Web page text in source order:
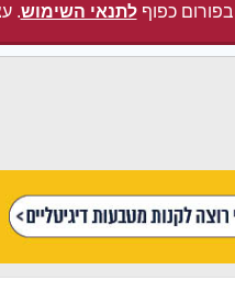
כפוףלתנאי השימוש.